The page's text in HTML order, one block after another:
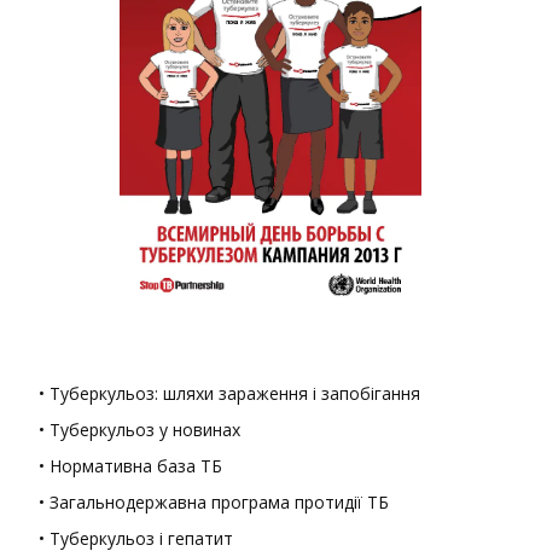
• Туберкульоз: шляхи зараження і запобігання
• Туберкульоз у новинах
• Нормативна база ТБ
• Загальнодержавна програма протидії ТБ
• Туберкульоз і гепатит